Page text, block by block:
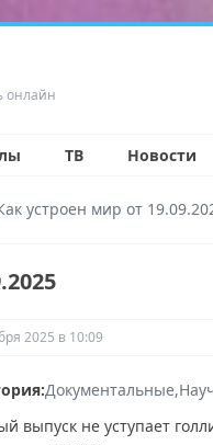
онлайн
ТВ Новости
устроен мир от
2025 в 10:09
Документальные
выпуск не уступает